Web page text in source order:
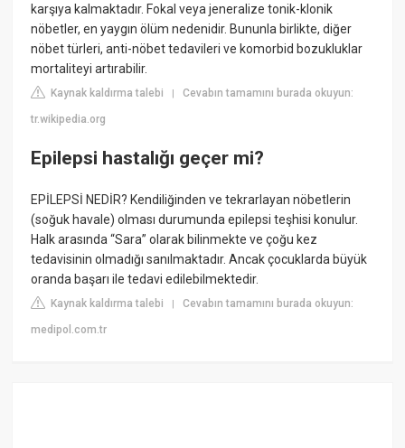
karşıya kalmaktadır. Fokal veya jeneralize tonik-klonik
nöbetler, en yaygın ölüm nedenidir. Bununla birlikte, diğer
nöbet türleri, anti-nöbet tedavileri ve komorbid bozukluklar
mortaliteyi artırabilir.
Kaynak kaldırma talebi |Cevabın tamamını burada okuyun:
tr.wikipedia.org
Epilepsi hastalığı geçer mi?
EPİLEPSİ NEDİR? Kendiliğinden ve tekrarlayan nöbetlerin
(soğuk havale) olması durumunda epilepsi teşhisi konulur.
Halk arasında “Sara” olarak bilinmekte ve çoğu kez
tedavisinin olmadığı sanılmaktadır. Ancak çocuklarda büyük
oranda başarı ile tedavi edilebilmektedir.
Kaynak kaldırma talebi |Cevabın tamamını burada okuyun:
medipol.com.tr